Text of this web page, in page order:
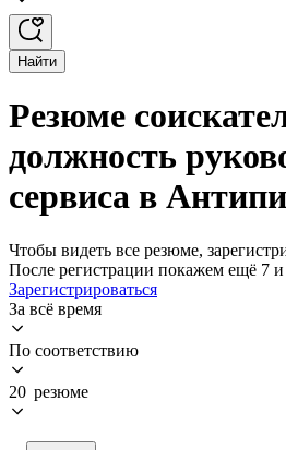
Найти
Резюме
должность
сервиса в
Чтобы видеть все резюме,
После регистрации покажем ещё 7
Зарегистрироваться
За всё время
По соответствию
20 резюме